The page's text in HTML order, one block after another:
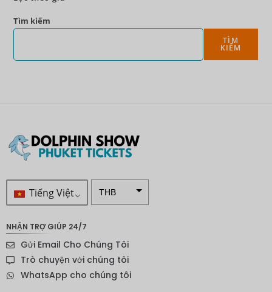
Tìm kiếm
TÌM
KIẾM
Tiếng Việt THB
Đô la
New
Zealand
NHẬN TRỢ GIÚP 24/7
Gửi Email Cho Chúng Tôi
Trò chuyện với chúng tôi
WhatsApp cho chúng tôi